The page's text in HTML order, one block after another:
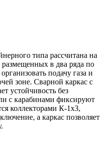
типа рассчитана на
размещенных в два ряда по
подачу газа и
зоне. Сварной каркас с
устойчивость без
с карабинами фиксируют
коллекторами К-1х3,
а каркас позволяет